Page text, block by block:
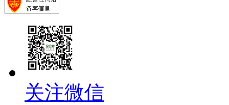
关注微信